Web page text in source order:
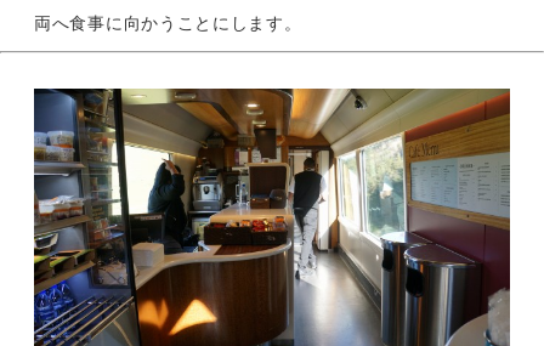
両へ食事に向かうことにします。